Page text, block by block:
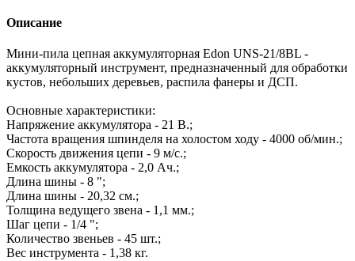
Описание
Мини-пила цепная аккумуляторная Edon UNS-21/8BL -
аккумуляторный инструмент, предназначенный для обработки
кустов, небольших деревьев, распила фанеры и ДСП.
Основные характеристики:
Напряжение аккумулятора - 21 В.;
Частота вращения шпинделя на холостом ходу - 4000 об/мин.;
Скорость движения цепи - 9 м/с.;
Емкость аккумулятора - 2,0 Ач.;
Длина шины - 8 ";
Длина шины - 20,32 см.;
Толщина ведущего звена - 1,1 мм.;
Шаг цепи - 1/4 ";
Количество звеньев - 45 шт.;
Вес инструмента - 1,38 кг.